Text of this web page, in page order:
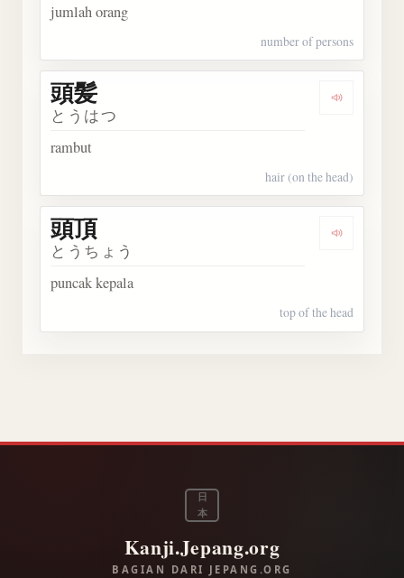
jumlah orang
number of persons
Dengarkan
頭髪
とうはつ
rambut
hair (on the head)
Dengarkan
頭頂
とうちょう
puncak kepala
top of the head
日
本
Kanji.Jepang.org
BAGIAN DARI JEPANG.ORG